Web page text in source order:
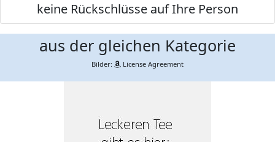
keine Rückschlüsse auf Ihre Person
aus der gleichen Kategorie
Bilder: License Agreement